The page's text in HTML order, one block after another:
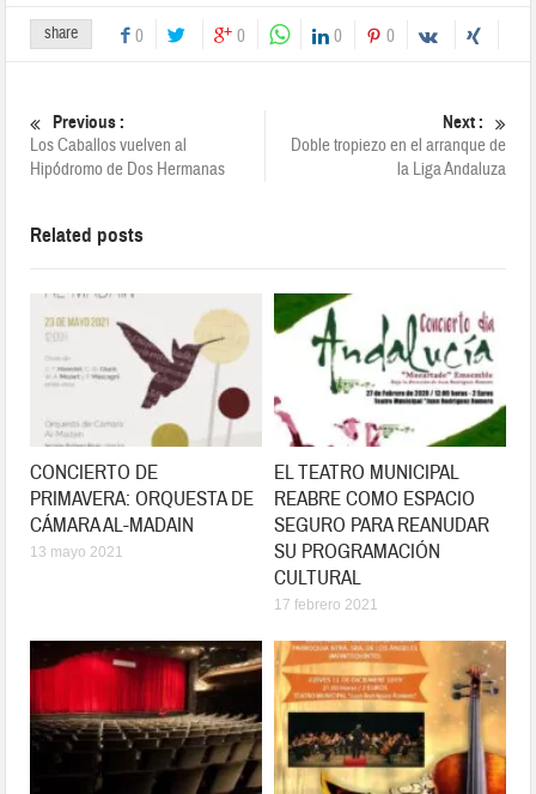
share 0 0 0 0
Previous :
Los Caballos vuelven al
Hipódromo de Dos Hermanas
Next :
Doble tropiezo en el arranque de
la Liga Andaluza
Related posts
CONCIERTO DE
PRIMAVERA: ORQUESTA DE
CÁMARA AL-MADAIN
13 mayo 2021
EL TEATRO MUNICIPAL
REABRE COMO ESPACIO
SEGURO PARA REANUDAR
SU PROGRAMACIÓN
CULTURAL
17 febrero 2021